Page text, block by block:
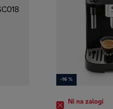
-16 %
Ni na zalogi